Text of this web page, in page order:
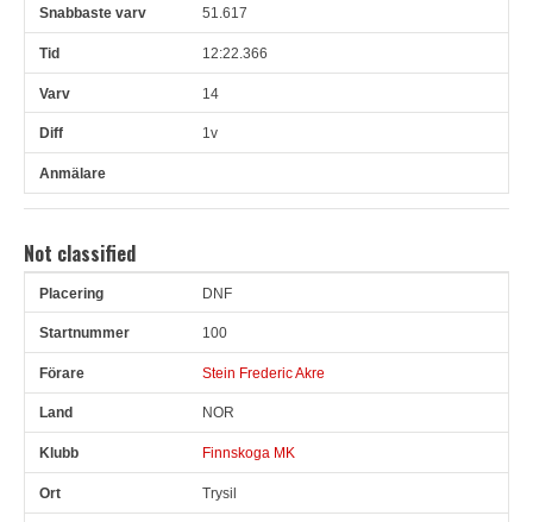
51.617
12:22.366
14
1v
Not classified
Pl Snr Land
DNF
100
Stein Frederic Akre
NOR
Finnskoga MK
Trysil